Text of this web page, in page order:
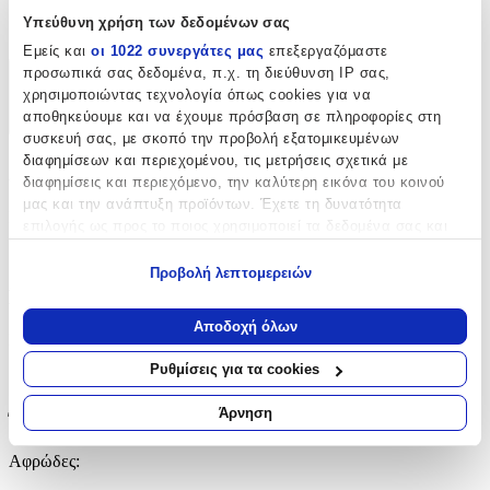
Υπεύθυνη χρήση των δεδομένων σας
Εμείς και οι 1022 συνεργάτες μας επεξεργαζόμαστε
προσωπικά σας δεδομένα, π.χ. τη διεύθυνση IP σας,
χρησιμοποιώντας τεχνολογία όπως cookies για να
αποθηκεύουμε και να έχουμε πρόσβαση σε πληροφορίες στη
συσκευή σας, με σκοπό την προβολή εξατομικευμένων
διαφημίσεων και περιεχομένου, τις μετρήσεις σχετικά με
διαφημίσεις και περιεχόμενο, την καλύτερη εικόνα του κοινού
μας και την ανάπτυξη προϊόντων. Έχετε τη δυνατότητα
Να συλλέξουμε πληροφορίες σχετικά με τη γεωγραφική
σας τοποθεσία, οι οποίες μπορεί να είναι ακριβείς σε
απόσταση μερικών μέτρων
Να αναγνωρίσουμε τη συσκευή σας σαρώνοντας ενεργά
για συγκεκριμένα χαρακτηριστικά (δακτυλικό αποτύπωμα)
Μάθετε περισσότερα σχετικά με τον τρόπο επεξεργασίας των
προσωπικών σας δεδομένων και καθορίστε τις προτιμήσεις σας
στην
ενότητα “Λεπτομέρειες”
Προβολή λεπτομερειών
Αποδοχή όλων
Ρυθμίσεις για τα cookies
Άρνηση
Όχι
Χαρακτηριστικά
+
Χαρακτηριστικά
Κατασκευαστής
Είδος
Έξτρα Χαρακτηριστικά
Αφρώδες: